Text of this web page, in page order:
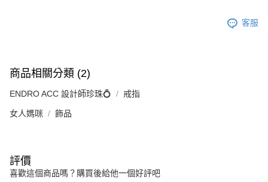
客服
商品相關分類 (2)
ENDRO ACC 設計師珍珠💍 戒指
女人媽咪 飾品
評價
喜歡這個商品嗎？購買後給他一個好評吧